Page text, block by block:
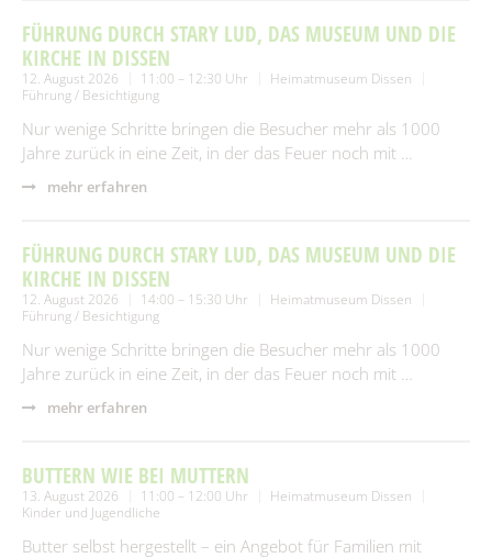
FÜHRUNG DURCH STARY LUD, DAS MUSEUM UND DIE
KIRCHE IN DISSEN
12. August 2026 11:00 – 12:30 Uhr
Heimatmuseum Dissen
Führung / Besichtigung
Nur wenige Schritte bringen die Besucher mehr als 1000
Jahre zurück in eine Zeit, in der das Feuer noch mit …
mehr erfahren
FÜHRUNG DURCH STARY LUD, DAS MUSEUM UND DIE
KIRCHE IN DISSEN
12. August 2026 14:00 – 15:30 Uhr
Heimatmuseum Dissen
Führung / Besichtigung
Nur wenige Schritte bringen die Besucher mehr als 1000
Jahre zurück in eine Zeit, in der das Feuer noch mit …
mehr erfahren
BUTTERN WIE BEI MUTTERN
13. August 2026 11:00 – 12:00 Uhr
Heimatmuseum Dissen
Kinder und Jugendliche
Butter selbst hergestellt – ein Angebot für Familien mit